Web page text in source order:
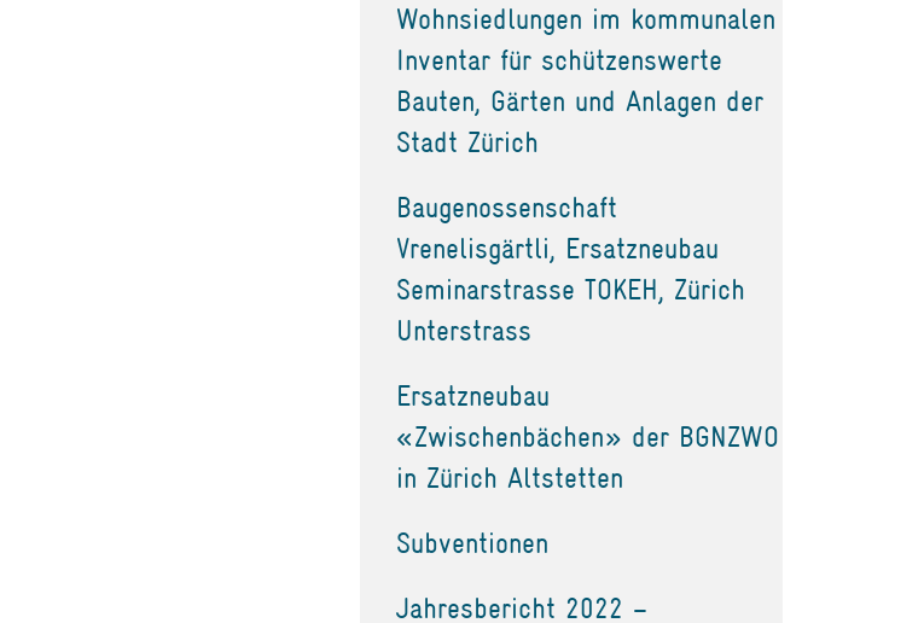
Wohnsiedlungen im kommunalen
Inventar für schützenswerte
Bauten, Gärten und Anlagen der
Stadt Zürich
Baugenossenschaft
Vrenelisgärtli, Ersatzneubau
Seminarstrasse TOKEH, Zürich
Unterstrass
Ersatzneubau
«Zwischenbächen» der BGNZWO
in Zürich Altstetten
Subventionen
Jahresbericht 2022 –